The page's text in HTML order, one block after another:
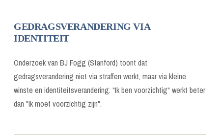
GEDRAGSVERANDERING VIA
IDENTITEIT
Onderzoek van BJ Fogg (Stanford) toont dat
gedragsverandering niet via straffen werkt, maar via kleine
winste en identiteitsverandering. "Ik ben voorzichtig" werkt beter
dan "Ik moet voorzichtig zijn".